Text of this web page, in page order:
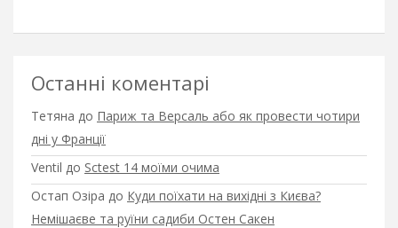
Останні коментарі
Тетяна до Париж та Версаль або як провести чотири
дні у Франції
Ventil до Sctest 14 моїми очима
Остап Озіра до Куди поїхати на вихідні з Києва?
Немішаєве та руїни садиби Остен Сакен